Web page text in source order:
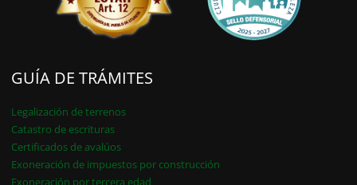
GUÍA DE TRÁMITES
Legalización de terrenos
Catastro de escrituras
Certificados de avalúos
Exoneración de impuestos por construcción
Exoneración por tercera edad